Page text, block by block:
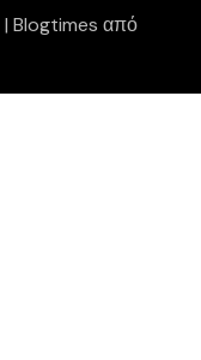
| Blogtimes από